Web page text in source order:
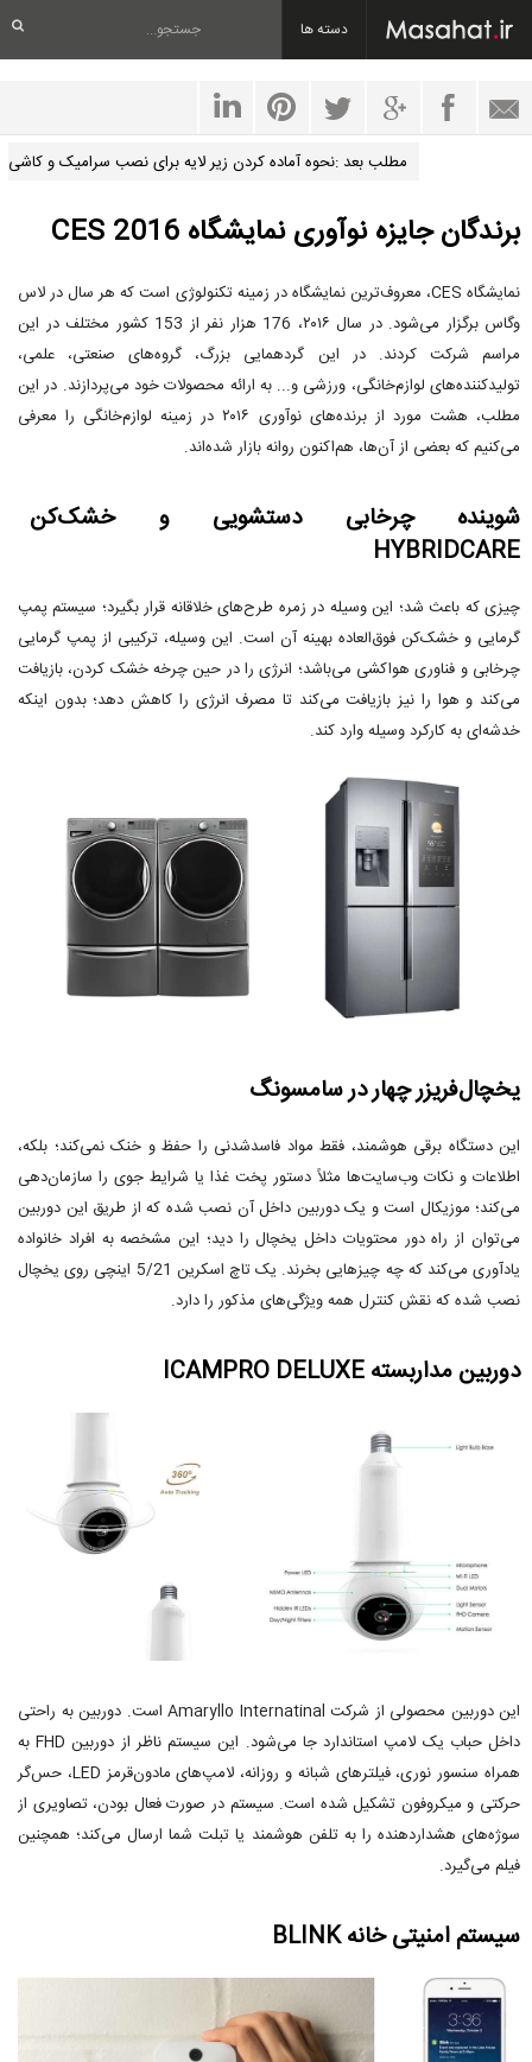
دسته ها
مطلب بعد :نحوه آماده کردن زیر لایه برای نصب سرامیک و کاشی
برندگان جایزه نوآوری نمایشگاه CES 2016
نمایشگاه CES، معروف‌ترین نمایشگاه در زمینه تکنولوژی است که هر سال در لاس‌
وگاس برگزار می‌شود. در سال ۲۰۱۶، 176 هزار نفر از 153 کشور مختلف در این
مراسم شرکت کردند. در این گردهمایی بزرگ، گروه‌های صنعتی، علمی،
تولیدکننده‌های لوازم‌خانگی، ورزشی و... به ارائه محصولات خود می‌پردازند. در این
مطلب، هشت مورد از برنده‌های نوآوری ۲۰۱۶ در زمینه لوازم‌خانگی را معرفی
می‌کنیم که بعضی از آن‌ها، هم‌اکنون روانه بازار شده‌اند.
شوینده چرخابی دستشویی و خشک‌کن
HYBRIDCARE
چیزی که باعث شد؛ این وسیله در زمره طرح‌های خلاقانه قرار بگیرد؛ سیستم پمپ
گرمایی و خشک‌کن فوق‌العاده بهینه آن است. این وسیله، ترکیبی از پمپ گرمایی
چرخابی و فناوری هواکشی می‌باشد؛ انرژی را در حین چرخه خشک کردن، بازیافت
می‌کند و هوا را نیز بازیافت می‌کند تا مصرف انرژی را کاهش دهد؛ بدون اینکه
خدشه‌ای به کارکرد وسیله وارد کند.
یخچال‌فریزر چهار در سامسونگ
این دستگاه برقی هوشمند، فقط مواد فاسدشدنی را حفظ و خنک نمی‌کند؛ بلکه،
اطلاعات و نکات وب‌سایت‌ها مثلاً دستور پخت غذا یا شرایط جوی را سازمان‌دهی
می‌کند؛ موزیکال است و یک دوربین داخل آن نصب شده که از طریق این دوربین
می‌توان از راه دور محتویات داخل یخچال را دید؛ این مشخصه به افراد خانواده
یادآوری می‌کند که چه چیزهایی بخرند. یک تاچ اسکرین 5/21 اینچی روی یخچال
نصب شده که نقش کنترل همه ویژگی‌های مذکور را دارد.
دوربین مداربسته ICAMPRO DELUXE
این دوربین محصولی از شرکت Amaryllo Internatinal است. دوربین به راحتی
داخل حباب یک لامپ استاندارد جا می‌شود. این سیستم ناظر از دوربین FHD به
همراه سنسور نوری، فیلترهای شبانه و روزانه، لامپ‌های مادون‌قرمز LED، حس‌گر
حرکتی و میکروفون تشکیل شده است. سیستم در صورت فعال بودن، تصاویری از
سوژه‌های هشداردهنده را به تلفن هوشمند یا تبلت شما ارسال می‌کند؛ همچنین
فیلم می‌گیرد.
سیستم امنیتی خانه BLINK